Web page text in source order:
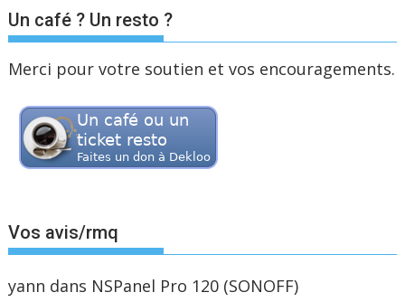
Un café ? Un resto ?
Merci pour votre soutien et vos encouragements.
Vos avis/rmq
yann dans NSPanel Pro 120 (SONOFF)